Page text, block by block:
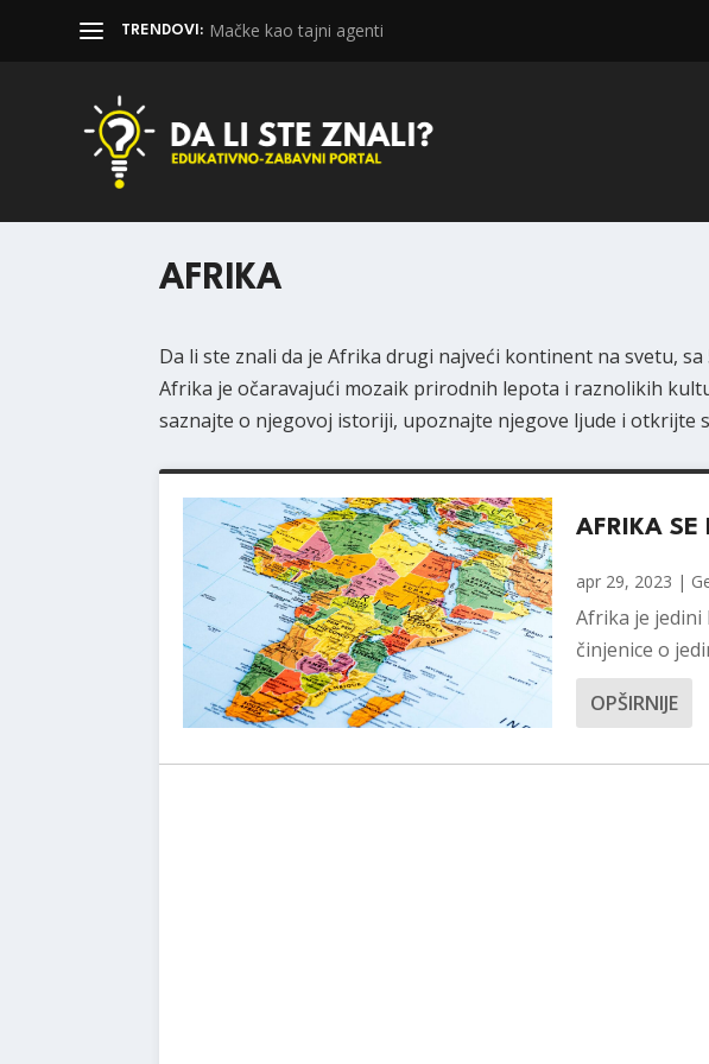
TRENDOVI: Mačke kao tajni agenti
AFRIKA
Da li ste znali da je Afrika drugi najveći kontinent na svetu,
Afrika je očaravajući mozaik prirodnih lepota i raznolikih
saznajte o njegovoj istoriji, upoznajte njegove ljude i otkrijte
AFRIKA SE
apr 29, 2023 |
Afrika je
činjenice o
OPŠIRNIJE